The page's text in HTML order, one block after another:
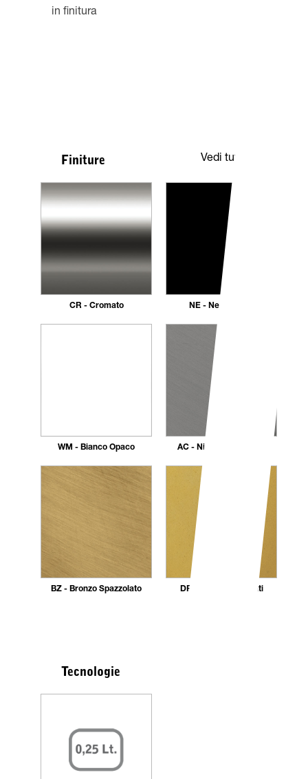
in finitura
Finiture Vedi tutte
CR - Cromato NE - Nero opaco
WM - Bianco Opaco AC - Nickel Spazzolato
BZ - Bronzo Spazzolato DR - Dorato 24 carati
Tecnologie